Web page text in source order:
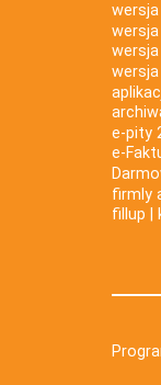
wersja
wersja
e-pity
firmly
fillup |